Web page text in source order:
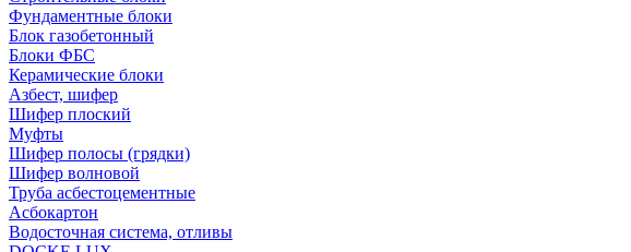
Фундаментные блоки
Блок газобетонный
Блоки ФБС
Керамические блоки
Азбест, шифер
Шифер плоский
Муфты
Шифер полосы (грядки)
Шифер волновой
Труба асбестоцементные
Асбокартон
Водосточная система, отливы